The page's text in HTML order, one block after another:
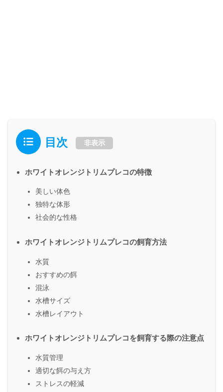
目次 非表示
ホワイトオレンジトリムプレコの特徴
美しい体色
独特な体形
社会的な性格
ホワイトオレンジトリムプレコの飼育方法
水質
おすすめの餌
混泳
水槽サイズ
水槽レイアウト
ホワイトオレンジトリムプレコを飼育する際の注意点
水質管理
適切な餌の与え方
ストレスの軽減